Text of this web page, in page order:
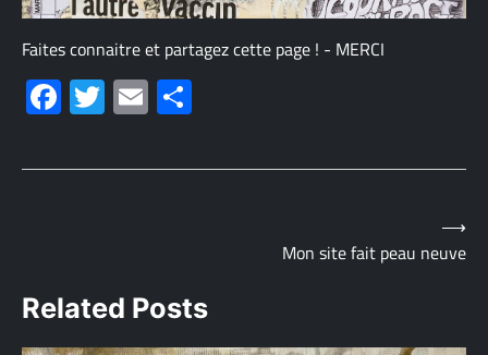
Faites connaitre et partagez cette page ! - MERCI
Facebook
Twitter
Email
de
Mon site fait peau neuve
⟶
Related Posts